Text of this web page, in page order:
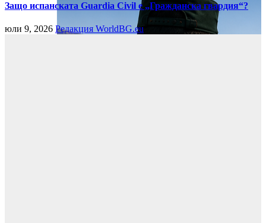
Защо испанската Guardia Civil е „Гражданска гвардия“?
юли 9, 2026 Редакция WorldBG.eu